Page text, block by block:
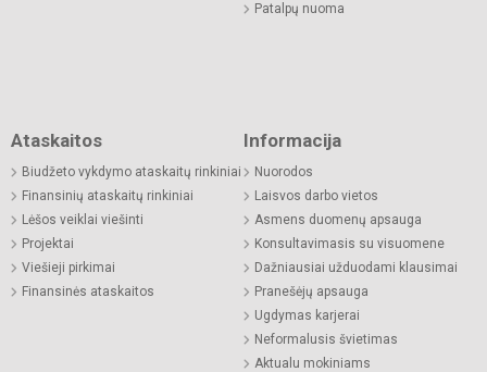
Patalpų nuoma
Ataskaitos
Biudžeto vykdymo ataskaitų rinkiniai
Finansinių ataskaitų rinkiniai
Lėšos veiklai viešinti
Projektai
Viešieji pirkimai
Finansinės ataskaitos
Informacija
Nuorodos
Laisvos darbo vietos
Asmens duomenų apsauga
Konsultavimasis su visuomene
Dažniausiai užduodami klausimai
Pranešėjų apsauga
Ugdymas karjerai
Neformalusis švietimas
Aktualu mokiniams